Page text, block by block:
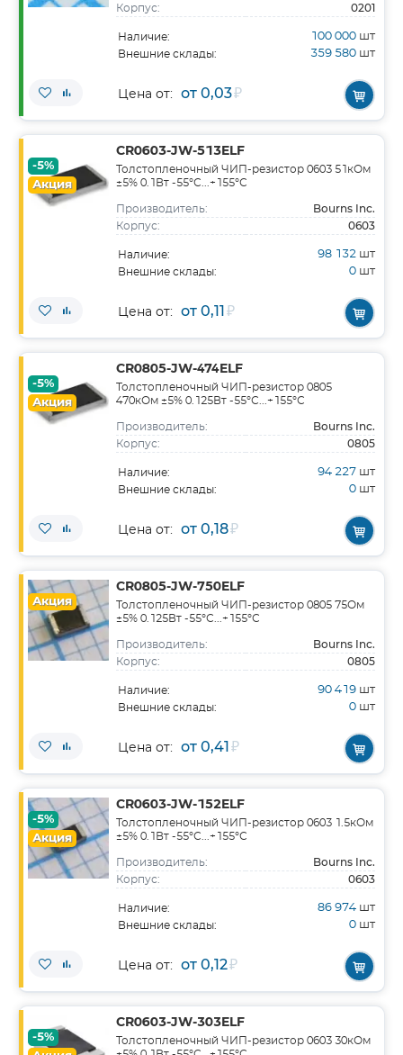
Корпус: 0201
Наличие: 100 000 шт
Внешние склады: 359 580 шт
Цена от: от 0,03₽
-5%
Акция
CR0603-JW-513ELF
Толстопленочный ЧИП-резистор 0603 51кОм
±5% 0.1Вт -55°С...+155°С
Производитель: Bourns Inc.
Корпус: 0603
Наличие: 98 132 шт
Внешние склады: 0 шт
Цена от: от 0,11₽
-5%
Акция
CR0805-JW-474ELF
Толстопленочный ЧИП-резистор 0805
470кОм ±5% 0.125Вт -55°С...+155°С
Производитель: Bourns Inc.
Корпус: 0805
Наличие: 94 227 шт
Внешние склады: 0 шт
Цена от: от 0,18₽
Акция
CR0805-JW-750ELF
Толстопленочный ЧИП-резистор 0805 75Ом
±5% 0.125Вт -55°С...+155°С
Производитель: Bourns Inc.
Корпус: 0805
Наличие: 90 419 шт
Внешние склады: 0 шт
Цена от: от 0,41₽
-5%
Акция
CR0603-JW-152ELF
Толстопленочный ЧИП-резистор 0603 1.5кОм
±5% 0.1Вт -55°С...+155°С
Производитель: Bourns Inc.
Корпус: 0603
Наличие: 86 974 шт
Внешние склады: 0 шт
Цена от: от 0,12₽
-5%
CR0603-JW-303ELF
Толстопленочный ЧИП-резистор 0603 30кОм